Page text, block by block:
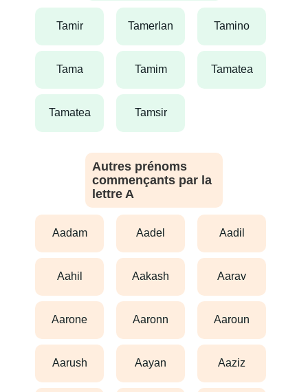
tamir tamerlan tamino
tama tamim tamatea
tamatea tamsir
Autres prénoms
commençants par la
lettre A
aadam aadel aadil
aahil aakash aarav
aarone aaronn aaroun
aarush aayan aaziz